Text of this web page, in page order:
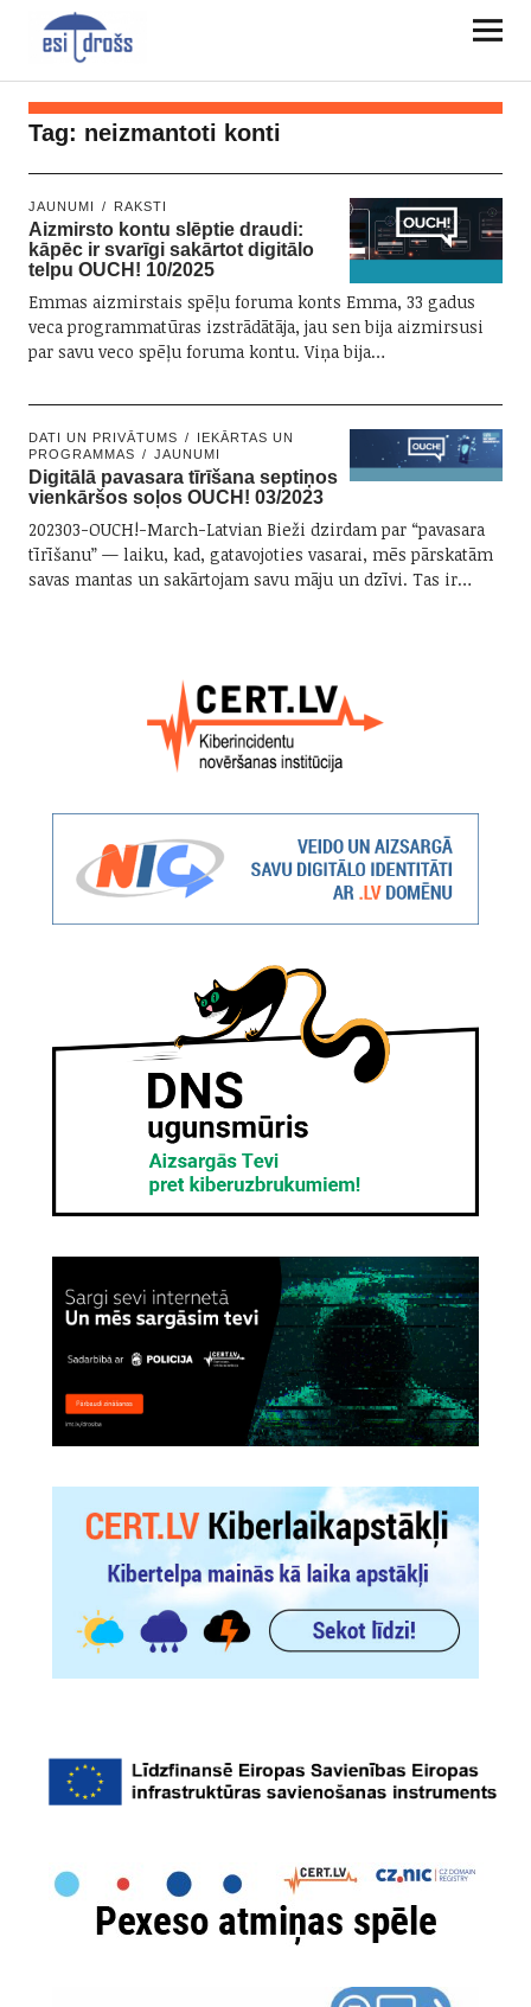
Tag: neizmantoti konti
JAUNUMI RAKSTI
Aizmirsto kontu slēptie draudi:
kāpēc ir svarīgi sakārtot digitālo
telpu OUCH! 10/2025
Emmas aizmirstais spēļu foruma konts Emma, 33 gadus
veca programmatūras izstrādātāja, jau sen bija aizmirsusi
par savu veco spēļu foruma kontu. Viņa bija…
DATI UN PRIVĀTUMS
IEKĀRTAS UN
PROGRAMMAS
JAUNUMI
Digitālā pavasara tīrīšana septiņos
vienkāršos soļos OUCH! 03/2023
202303-OUCH!-March-Latvian Bieži dzirdam par “pavasara
tīrīšanu” — laiku, kad, gatavojoties vasarai, mēs pārskatām
savas mantas un sakārtojam savu māju un dzīvi. Tas ir…